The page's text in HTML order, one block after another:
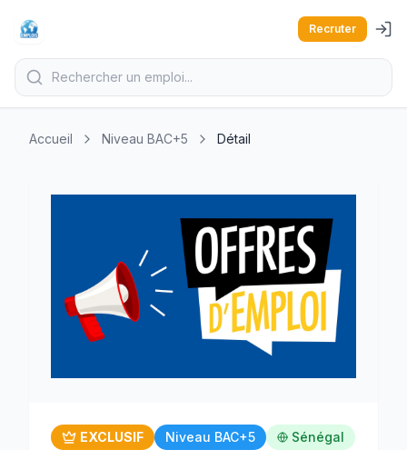
Recruter
Accueil Niveau BAC+5 Détail
EXCLUSIF Niveau BAC+5
Sénégal